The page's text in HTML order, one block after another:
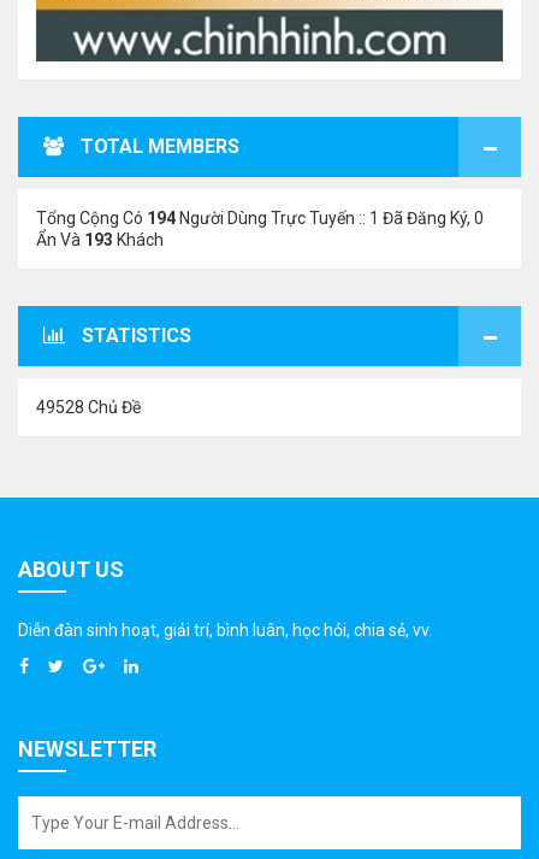
TOTAL MEMBERS
Tổng Cộng Có 194 Người Dùng Trực Tuyến :: 1 Đã Đăng Ký, 0
Ẩn Và 193 Khách
STATISTICS
49528 Chủ Đề
ABOUT US
Diễn đàn sinh hoạt, giải trí, bình luân, học hỏi, chia sẻ, vv.
NEWSLETTER